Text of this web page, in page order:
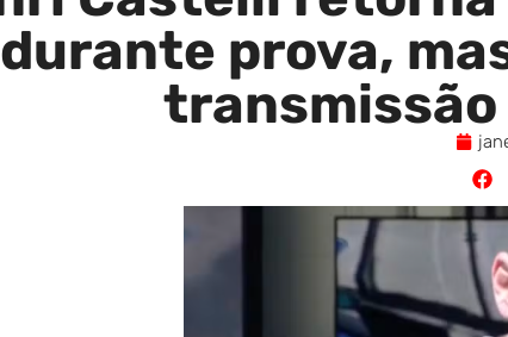
durante prova,
transmissão